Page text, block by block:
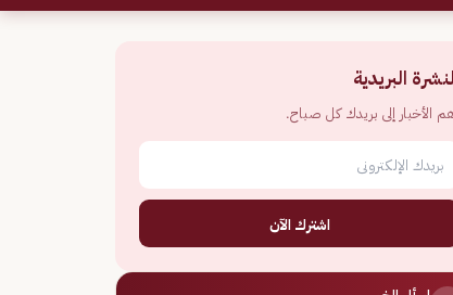
النشرة البريدية
الأخبار إلى بريدك كل صباح.
اشترك الآن